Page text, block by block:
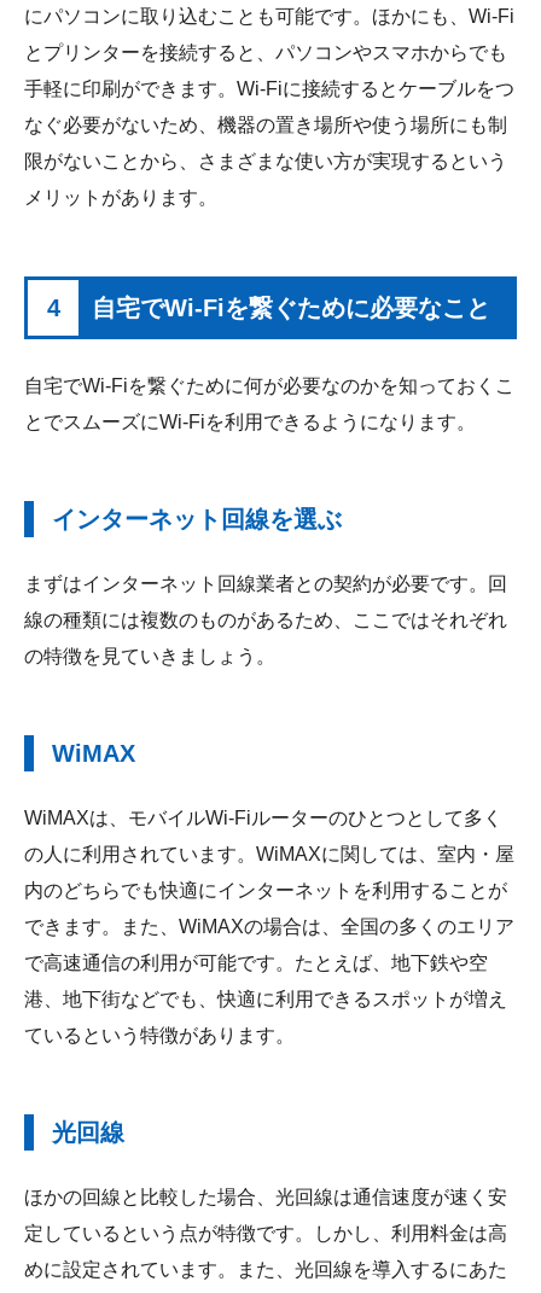
にパソコンに取り込むことも可能です。ほかにも、Wi-Fi
とプリンターを接続すると、パソコンやスマホからでも
手軽に印刷ができます。Wi-Fiに接続するとケーブルをつ
なぐ必要がないため、機器の置き場所や使う場所にも制
限がないことから、さまざまな使い方が実現するという
メリットがあります。
4 自宅でWi-Fiを繋ぐために必要なこと
自宅でWi-Fiを繋ぐために何が必要なのかを知っておくこ
とでスムーズにWi-Fiを利用できるようになります。
インターネット回線を選ぶ
まずはインターネット回線業者との契約が必要です。回
線の種類には複数のものがあるため、ここではそれぞれ
の特徴を見ていきましょう。
WiMAX
WiMAXは、モバイルWi-Fiルーターのひとつとして多く
の人に利用されています。WiMAXに関しては、室内・屋
内のどちらでも快適にインターネットを利用することが
できます。また、WiMAXの場合は、全国の多くのエリア
で高速通信の利用が可能です。たとえば、地下鉄や空
港、地下街などでも、快適に利用できるスポットが増え
ているという特徴があります。
光回線
ほかの回線と比較した場合、光回線は通信速度が速く安
定しているという点が特徴です。しかし、利用料金は高
めに設定されています。また、光回線を導入するにあた